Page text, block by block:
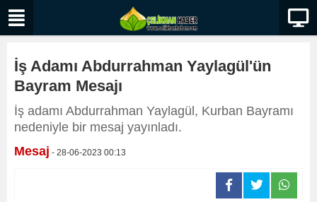
İş Adamı Abdurrahman Yaylagül'ün
Bayram Mesajı
İş adamı Abdurrahman Yaylagül, Kurban Bayramı
nedeniyle bir mesaj yayınladı.
Mesaj - 28-06-2023 00:13